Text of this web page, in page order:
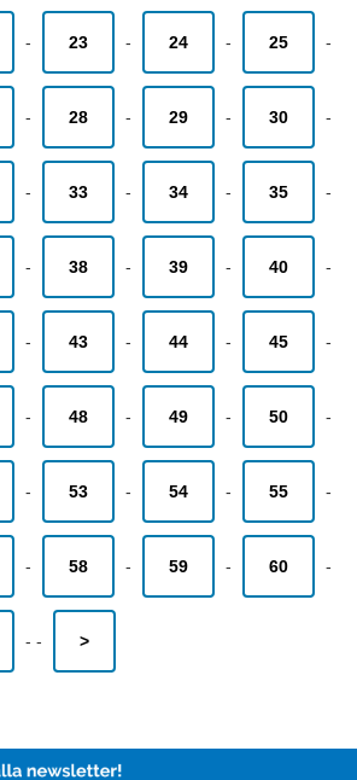
- 23 - 24 - 25 -
- 28 - 29 - 30 -
- 33 - 34 - 35 -
- 38 - 39 - 40 -
- 43 - 44 - 45 -
- 48 - 49 - 50 -
- 53 - 54 - 55 -
- 58 - 59 - 60 -
- - >